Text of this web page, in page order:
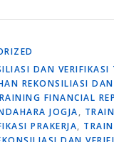
DAN
REKONSILIASI
FINANCIAL
JOGJA,
PRAKERJA,